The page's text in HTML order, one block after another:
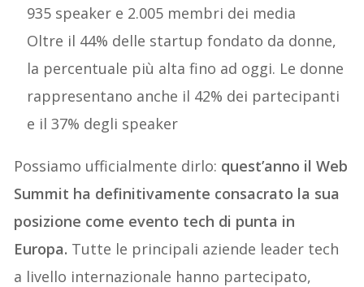
935 speaker e 2.005 membri dei media
Oltre il 44% delle startup fondato da donne,
la percentuale più alta fino ad oggi. Le donne
rappresentano anche il 42% dei partecipanti
e il 37% degli speaker
Possiamo ufficialmente dirlo: quest’anno il Web
Summit ha definitivamente consacrato la sua
posizione come evento tech di punta in
Europa. Tutte le principali aziende leader tech
a livello internazionale hanno partecipato,